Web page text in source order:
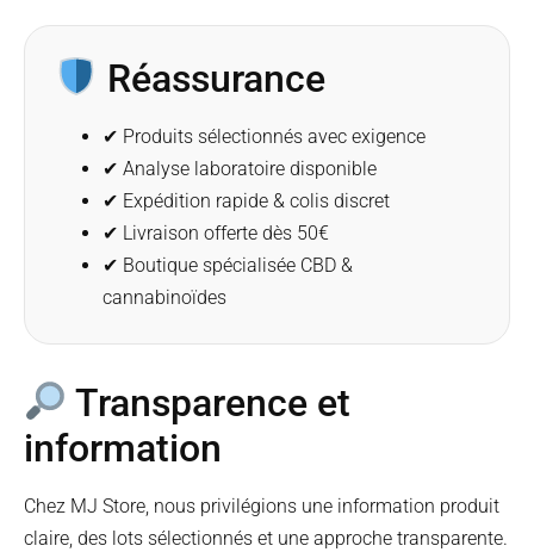
Réassurance
✔ Produits sélectionnés avec exigence
✔ Analyse laboratoire disponible
✔ Expédition rapide & colis discret
✔ Livraison offerte dès 50€
✔ Boutique spécialisée CBD &
cannabinoïdes
Transparence et
information
Chez MJ Store, nous privilégions une information produit
claire, des lots sélectionnés et une approche transparente.